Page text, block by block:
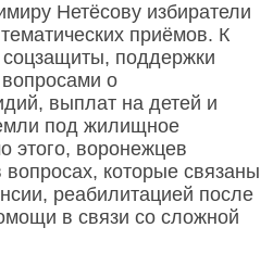
Нетёсову избиратели
приёмов. К
поддержки
о
выплат на детей и
под жилищное
этого, воронежцев
вопросах, которые связаны
реабилитацией после
в связи со сложной